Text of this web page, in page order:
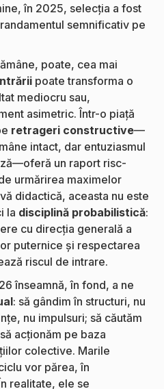
în 2025, selecția a fost
semnificativ pe
poate, cea mai
poate transforma o
mediocru sau,
asimetric. Într-o piață
retrageri constructive—
intact, dar entuziasmul
un raport risc-
urmărirea maximelor
didactică, aceasta nu este
la disciplină probabilistică:
cu direcția generală a
puternice și respectarea
riscul de intrare.
înseamnă, în fond, a ne
: să gândim în structuri, nu
nu impulsuri; să căutăm
acționăm pe baza
colective. Marile
vor părea, în
realitate, ele se